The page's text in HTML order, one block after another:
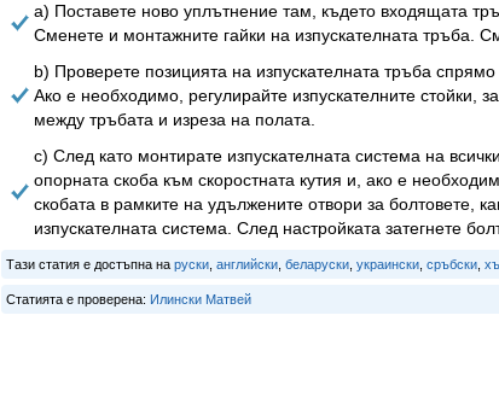
a) Поставете ново уплътнение там, където входящата
Сменете и монтажните гайки на изпускателната тръба.
b) Проверете позицията на изпускателната тръба
Ако е необходимо, регулирайте изпускателните стойки,
между тръбата и изреза на полата.
c) След като монтирате изпускателната система на
опорната скоба към скоростната кутия и, ако е
скобата в рамките на удължените отвори за болтовете,
изпускателната система. След настройката затегнете
Тази статия е достъпна на руски, английски, беларуски, украински, сръбски,
Статията е проверена: Илински Матвей